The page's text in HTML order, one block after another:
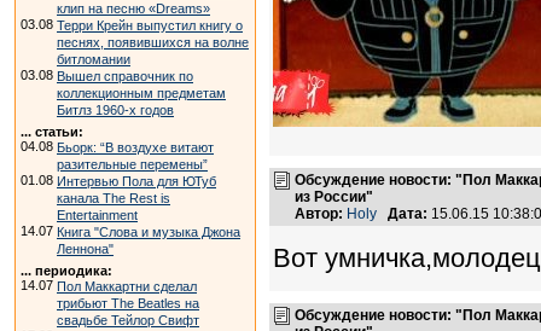
клип на песню «Dreams»
03.08 Терри Крейн выпустил книгу о
песнях, появившихся на волне
битломании
03.08 Вышел справочник по
коллекционным предметам
Битлз 1960-х годов
... статьи:
04.08 Бьорк: “В воздухе витают
разительные перемены”
01.08 Интервью Пола для ЮТуб
канала The Rest is
Entertainment
14.07 Книга "Слова и музыка Джона
Леннона"
... периодика:
14.07 Пол Маккартни сделал
трибьют The Beatles на
свадьбе Тейлор Свифт
Обсуждение новости: "Пол
из России"
Автор: Holy Дата: 15.06.15
Вот
Обсуждение новости: "Пол